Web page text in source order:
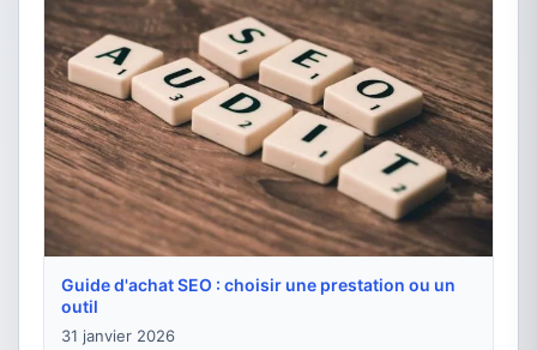
Guide d'achat SEO : choisir une prestation ou un
outil
31 janvier 2026